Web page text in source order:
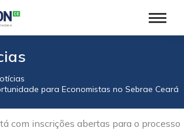
aqui:
para Economistas no Sebrae Ceará!
com inscrições abertas para o processo